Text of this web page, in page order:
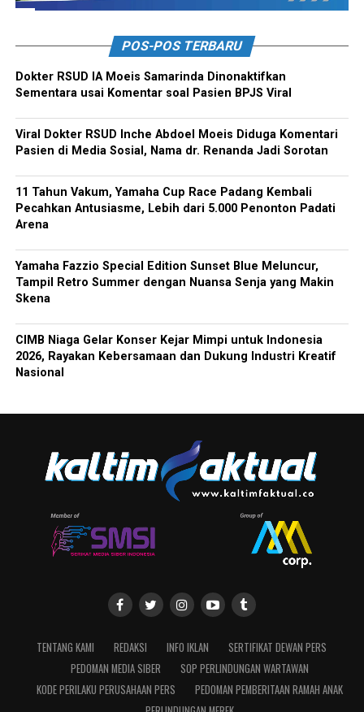
POS-POS TERBARU
Dokter RSUD IA Moeis Samarinda Dinonaktifkan
Sementara usai Komentar soal Pasien BPJS Viral
Viral Dokter RSUD Inche Abdoel Moeis Diduga Komentari
Pasien di Media Sosial, Nama dr. Renanda Jadi Sorotan
11 Tahun Vakum, Yamaha Cup Race Padang Kembali
Pecahkan Antusiasme, Lebih dari 5.000 Penonton Padati
Arena
Yamaha Fazzio Special Edition Sunset Blue Meluncur,
Tampil Retro Summer dengan Nuansa Senja yang Makin
Skena
CIMB Niaga Gelar Konser Kejar Mimpi untuk Indonesia
2026, Rayakan Kebersamaan dan Dukung Industri Kreatif
Nasional
TENTANG KAMI REDAKSI INFO IKLAN
SERTIFIKAT DEWAN PERS
PEDOMAN MEDIA SIBER
SOP PERLINDUNGAN WARTAWAN
KODE PERILAKU PERUSAHAAN PERS
PEDOMAN PEMBERITAAN RAMAH ANAK